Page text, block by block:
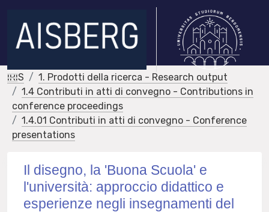
IRIS
1. Prodotti della ricerca - Research output
1.4 Contributi in atti di convegno - Contributions in
conference proceedings
1.4.01 Contributi in atti di convegno - Conference
presentations
Il disegno, la 'Buona Scuola' e
l'università: approccio didattico e
esperienze negli insegnamenti del